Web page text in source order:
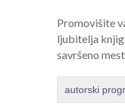
Promovišite
ljubitelja
savršeno
autorski